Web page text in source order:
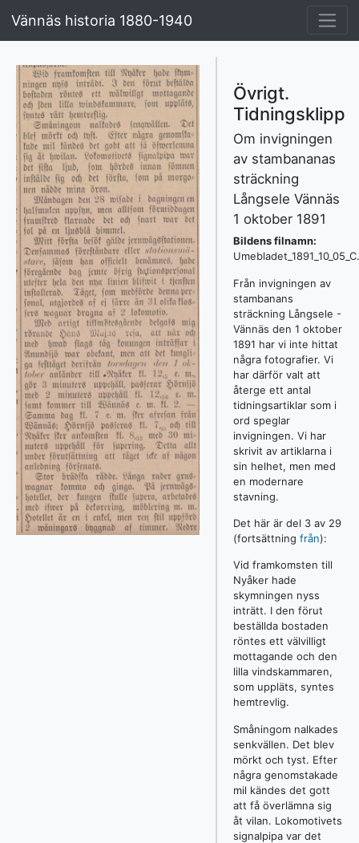
Vännäs historia 1880-1940
Övrigt.
Tidningsklipp
Om invigningen
av stambananas
sträckning
Långsele Vännäs
1 oktober 1891
Bildens filnamn:
Från invigningen av
stambanans
sträckning Långsele -
Vännäs den 1 oktober
1891 har vi inte hittat
några fotografier. Vi
har därför valt att
återge ett antal
tidningsartiklar som i
ord speglar
invigningen. Vi har
skrivit av artiklarna i
sin helhet, men med
en modernare
stavning.
Det här är del 3 av 29
(fortsättning från):
Vid framkomsten till
Nyåker hade
skymningen nyss
inträtt. I den förut
beställda bostaden
röntes ett välvilligt
mottagande och den
lilla vindskammaren,
som uppläts, syntes
hemtrevlig.
Småningom nalkades
senkvällen. Det blev
mörkt och tyst. Efter
några genomstakade
mil kändes det gott
att få överlämna sig
åt vilan. Lokomotivets
signalpipa var det